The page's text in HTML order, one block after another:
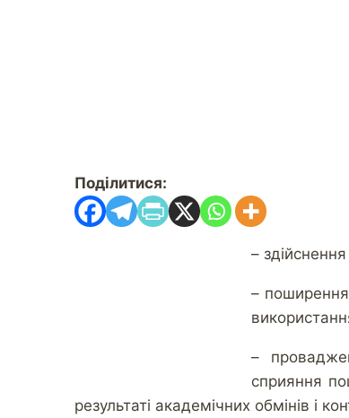
Поділитися:
–
– поширення
–
сприяння
результаті академічних обмінів і